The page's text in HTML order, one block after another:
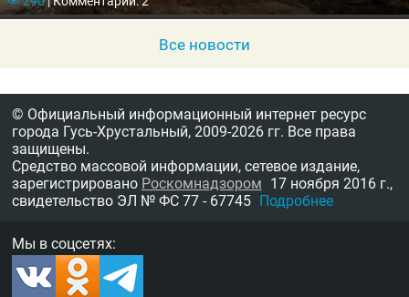
Все новости
© Официальный информационный интернет ресурс
города Гусь-Хрустальный, 2009-2026 гг. Все права
защищены.
Средство массовой информации, сетевое издание,
зарегистрировано Роскомнадзором 17 ноября 2016 г.,
свидетельство ЭЛ № ФС 77 - 67745 Подробнее
Мы в соцсетях: